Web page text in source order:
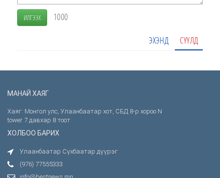
ИЛГЭЭХ 1000
ЭХЭНД СҮҮЛД
МАНАЙ ХАЯГ
Хаяг: Монгол улс, Улаанбаатар хот, СБД 8-р хороо N
tower 7 давхар 8 тоот
ХОЛБОО БАРИХ
Улаанбаатар Сүхбаатар дүүрэг
(976) 77555333